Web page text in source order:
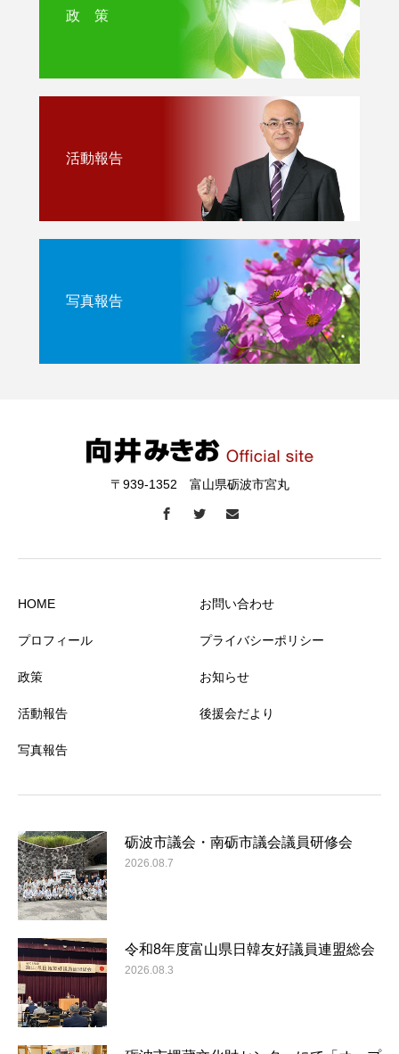
政 策
活動報告
写真報告
〒939-1352 富山県砺波市宮丸
HOME
プロフィール
政策
活動報告
写真報告
お問い合わせ
プライバシーポリシー
お知らせ
後援会だより
砺波市議会・南砺市議会議員研修会
2026.08.7
令和8年度富山県日韓友好議員連盟総会
2026.08.3